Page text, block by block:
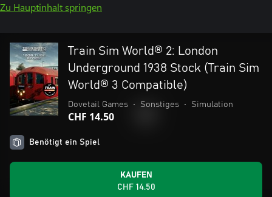
Zu Hauptinhalt springen
Train Sim World® 2: London
Underground 1938 Stock (Train Sim
World® 3 Compatible)
Dovetail Games • Sonstiges • Simulation
CHF 14.50
Benötigt ein Spiel
KAUFEN
CHF 14.50